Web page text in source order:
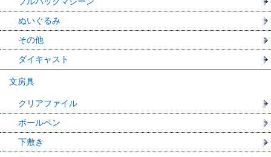
ぬいぐるみ
その他
ダイキャスト
文房具
クリアファイル
ボールペン
下敷き